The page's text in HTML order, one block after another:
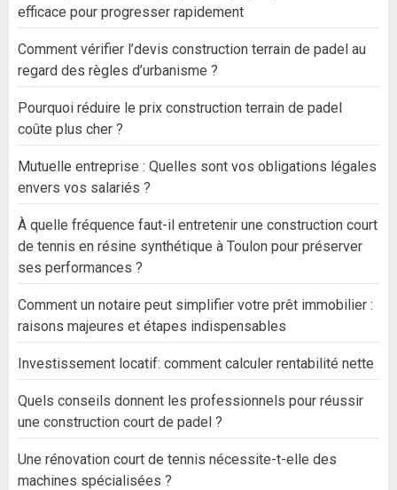
efficace pour progresser rapidement
Comment vérifier l’devis construction terrain de padel au
regard des règles d’urbanisme ?
Pourquoi réduire le prix construction terrain de padel
coûte plus cher ?
Mutuelle entreprise : Quelles sont vos obligations légales
envers vos salariés ?
À quelle fréquence faut-il entretenir une construction court
de tennis en résine synthétique à Toulon pour préserver
ses performances ?
Comment un notaire peut simplifier votre prêt immobilier :
raisons majeures et étapes indispensables
Investissement locatif: comment calculer rentabilité nette
Quels conseils donnent les professionnels pour réussir
une construction court de padel ?
Une rénovation court de tennis nécessite-t-elle des
machines spécialisées ?